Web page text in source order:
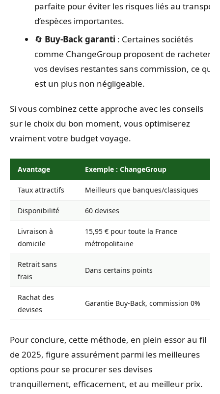
parfaite pour éviter les risques liés au transport
d’espèces importantes.
🔄 Buy-Back garanti : Certaines sociétés
comme ChangeGroup proposent de racheter
vos devises restantes sans commission, ce qui
est un plus non négligeable.
Si vous combinez cette approche avec les conseils
sur le choix du bon moment, vous optimiserez
vraiment votre budget voyage.
Avantage Exemple : ChangeGroup
Taux attractifs Meilleurs que banques/classiques
Disponibilité 60 devises
Livraison à
domicile
15,95 € pour toute la France
métropolitaine
Retrait sans
frais
Dans certains points
Rachat des
devises
Garantie Buy-Back, commission 0%
Pour conclure, cette méthode, en plein essor au fil
de 2025, figure assurément parmi les meilleures
options pour se procurer ses devises
tranquillement, efficacement, et au meilleur prix.